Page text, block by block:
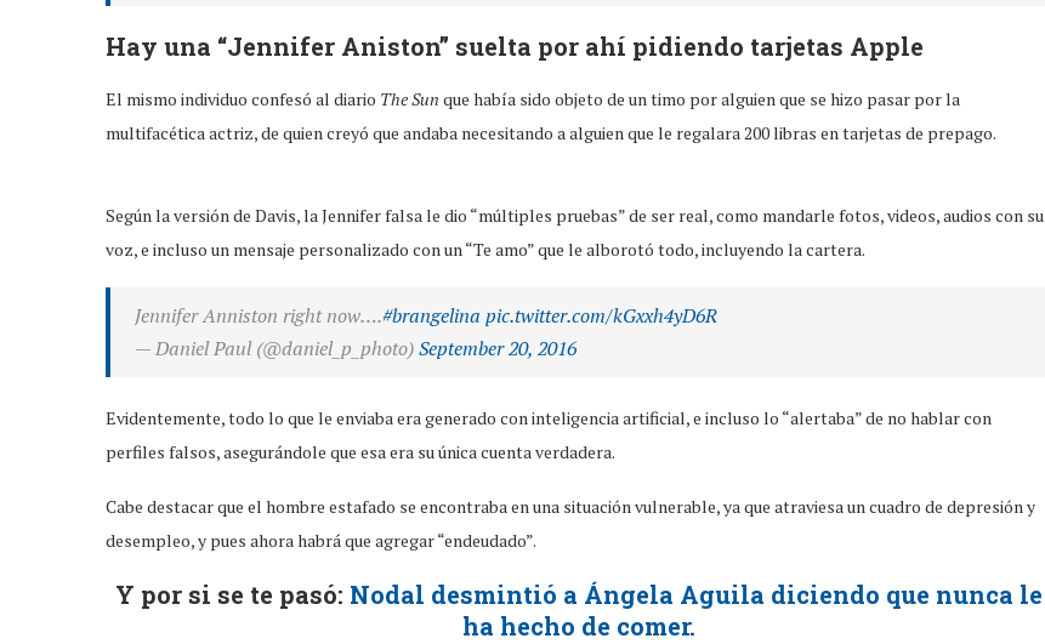
Hay una “Jennifer Aniston” suelta por ahí pidiendo tarjetas Apple
El mismo individuo confesó al diario The Sun que había sido objeto de un timo por alguien que se hizo pasar por la
multifacética actriz, de quien creyó que andaba necesitando a alguien que le regalara 200 libras en tarjetas de prepago.
Según la versión de Davis, la Jennifer falsa le dio “múltiples pruebas” de ser real, como mandarle fotos, videos, audios con su
voz, e incluso un mensaje personalizado con un “Te amo” que le alborotó todo, incluyendo la cartera.
Jennifer Anniston right now….#brangelina pic.twitter.com/kGxxh4yD6R
— Daniel Paul (@daniel_p_photo)September 20, 2016
Evidentemente, todo lo que le enviaba era generado con inteligencia artificial, e incluso lo “alertaba” de no hablar con
perfiles falsos, asegurándole que esa era su única cuenta verdadera.
Cabe destacar que el hombre estafado se encontraba en una situación vulnerable, ya que atraviesa un cuadro de depresión y
desempleo, y pues ahora habrá que agregar “endeudado”.
Y por si se te pasó: Nodal desmintió a Ángela Aguila diciendo que nunca le
ha hecho de comer.